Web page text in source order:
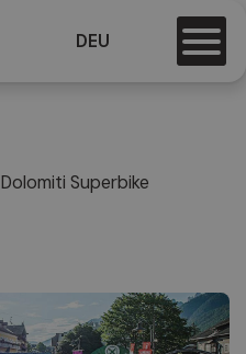
DEU
Dolomiti Superbike